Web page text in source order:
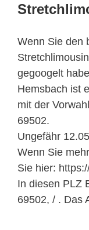
Wenn Sie den
gegoogelt
Hemsbach ist
mit der
69502.
Ungefähr
Wenn Sie
Sie hier:
In diesen PLZ
69502, / . Das